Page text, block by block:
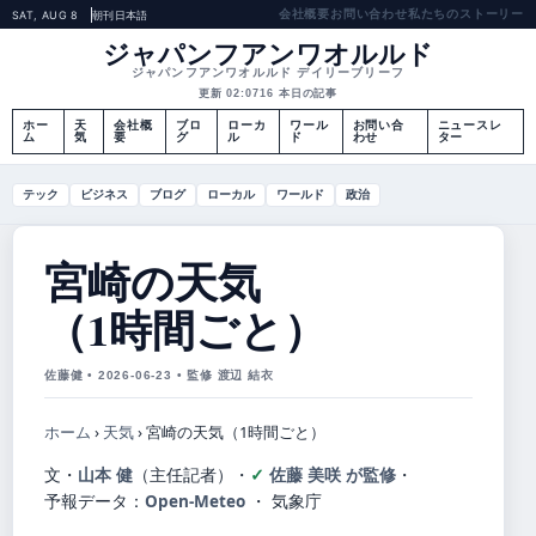
SAT, AUG 8 朝刊日本語 会社概要お問い合わせ私たちのストーリー
ジャパンフアンワオルルド
ジャパンフアンワオルルド デイリーブリーフ
更新 02:0716 本日の記事
ホー
ム
天
気
会社概
要
ブロ
グ
ローカ
ル
ワール
ド
お問い合
わせ
ニュースレ
ター
テック ビジネス ブログ ローカル ワールド 政治
宮崎の天気
（1時間ごと）
佐藤健 • 2026-06-23 • 監修 渡辺 結衣
ホーム › 天気›宮崎の天気（1時間ごと）
文・ 山本 健 （主任記者） ・ 佐藤 美咲 が監修 ・
予報データ： Open-Meteo ・ 気象庁